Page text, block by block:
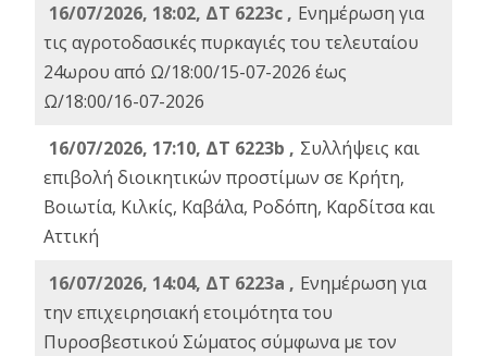
16/07/2026, 18:02, ΔΤ 6223c , Ενημέρωση για
τις αγροτοδασικές πυρκαγιές του τελευταίου
24ωρου από Ω/18:00/15-07-2026 έως
Ω/18:00/16-07-2026
16/07/2026, 17:10, ΔΤ 6223b , Συλλήψεις και
επιβολή διοικητικών προστίμων σε Κρήτη,
Βοιωτία, Κιλκίς, Καβάλα, Ροδόπη, Καρδίτσα και
Αττική
16/07/2026, 14:04, ΔΤ 6223a , Ενημέρωση για
την επιχειρησιακή ετοιμότητα του
Πυροσβεστικού Σώματος σύμφωνα με τον